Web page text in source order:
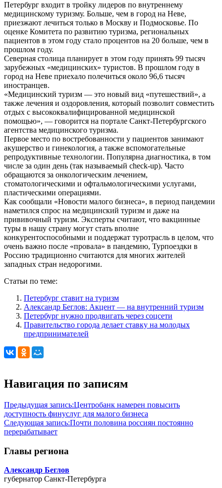
Петербург входит в тройку лидеров по внутреннему
медицинскому туризму. Больше, чем в город на Неве,
приезжают лечиться только в Москву и Подмосковье. По
оценке Комитета по развитию туризма, региональных
пациентов в этом году стало процентов на 20 больше, чем в
прошлом году.
Северная столица планирует в этом году принять 99 тысяч
зарубежных «медицинских» туристов. В прошлом году в
город на Неве приехало полечиться около 96,6 тысяч
иностранцев.
«Медицинский туризм — это новый вид «путешествий», а
также лечения и оздоровления, который позволит совместить
отдых с высококвалифицированной медицинской
помощью», — говорится на портале Санкт-Петербургского
агентства медицинского туризма.
Первое место по востребованности у пациентов занимают
акушерство и гинекология, а также вспомогательные
репродуктивные технологии. Популярна диагностика, в том
числе за один день (так называемый check-up). Часто
обращаются за онкологическим лечением,
стоматологическими и офтальмологическими услугами,
пластическими операциями.
Как сообщали «Новости малого бизнеса», в период пандемии
наметился спрос на медицинский туризм и даже на
прививочный туризм. Эксперты считают, что вакцинные
туры в нашу страну могут стать вполне
конкурентоспособными и поддержат туротрасль в целом, что
очень важно после «провала» в пандемию, Турпоездки в
Россию традиционно считаются для многих жителей
западных стран недорогими.
Статьи по теме:
Петербург ставит на туризм
Александр Беглов: Акцент — на внутренний туризм
Петербург нужно продвигать через соцсети
Правительство города делает ставку на молодых
предпринимателей
Навигация по записям
Предыдущая запись:Центробанк намерен повысить
доступность финуслуг для малого бизнеса
Следующая запись:Почти половина россиян постоянно
перерабатывает
Главы региона
Александр Беглов
губернатор Санкт-Петербурга